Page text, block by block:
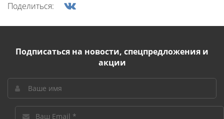
Поделиться:
Подписаться на новости, спецпредложения и
акции